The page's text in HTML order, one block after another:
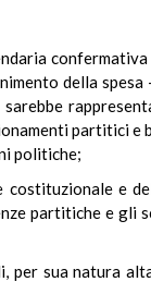
della spesa
partitici
politiche;
costituzionale e
partitiche e
per sua natura